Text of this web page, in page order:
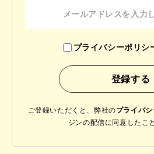
プライバシーポリシ
ご登録いただくと、弊社のプライバ
ジンの配信に同意したこ